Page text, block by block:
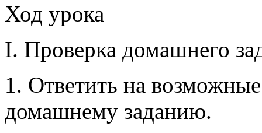
Ход урока
I. Проверка домашнего
1. Ответить на
домашнему заданию.